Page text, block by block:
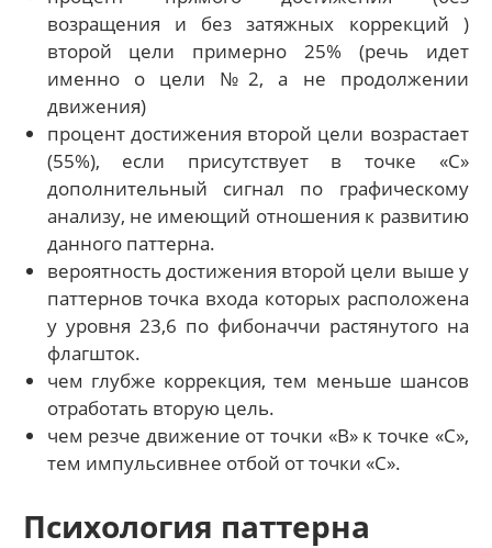
возращения и без затяжных коррекций )
второй цели примерно 25% (речь идет
именно о цели №2, а не продолжении
движения)
процент достижения второй цели возрастает
(55%), если присутствует в точке «С»
дополнительный сигнал по графическому
анализу, не имеющий отношения к развитию
данного паттерна.
вероятность достижения второй цели выше у
паттернов точка входа которых расположена
у уровня 23,6 по фибоначчи растянутого на
флагшток.
чем глубже коррекция, тем меньше шансов
отработать вторую цель.
чем резче движение от точки «В» к точке «С»,
тем импульсивнее отбой от точки «С».
Психология паттерна